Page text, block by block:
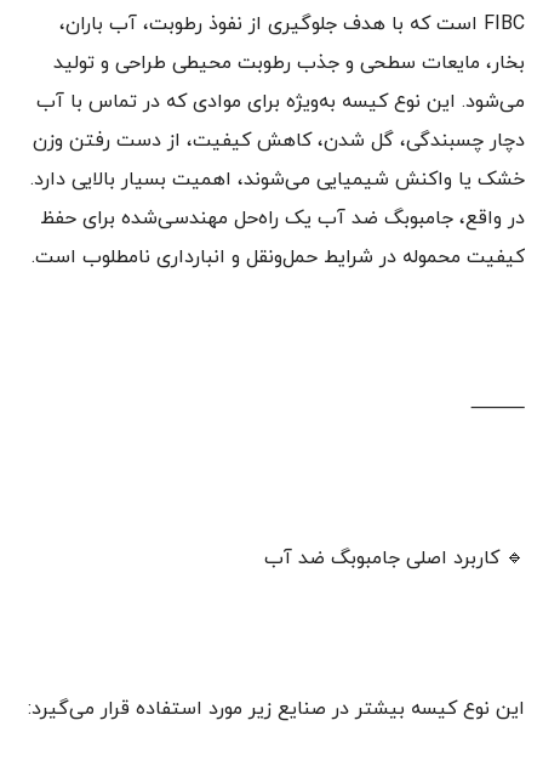
FIBC است که با هدف جلوگیری از نفوذ رطوبت، آب باران،
بخار، مایعات سطحی و جذب رطوبت محیطی طراحی و تولید
می‌شود. این نوع کیسه به‌ویژه برای موادی که در تماس با آب
دچار چسبندگی، گل شدن، کاهش کیفیت، از دست رفتن وزن
خشک یا واکنش شیمیایی می‌شوند، اهمیت بسیار بالایی دارد.
در واقع، جامبوبگ ضد آب یک راه‌حل مهندسی‌شده برای حفظ
کیفیت محموله در شرایط حمل‌ونقل و انبارداری نامطلوب است.
⸻
🔹 کاربرد اصلی جامبوبگ ضد آب
این نوع کیسه بیشتر در صنایع زیر مورد استفاده قرار می‌گیرد: